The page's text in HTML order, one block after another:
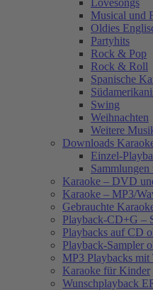
Musical und
Oldies
Partyhits
Rock & Pop
Rock & Roll
Spanische
Swing
Weihnachten
Weitere
Downloads
Einzel-
Karaoke – DVD
Karaoke – MP3/
Gebrauchte
Playback-CD+G –
Playbacks auf CD
Playback-Sampler
MP3 Playbacks
Karaoke für Kinder
Wunschplayback